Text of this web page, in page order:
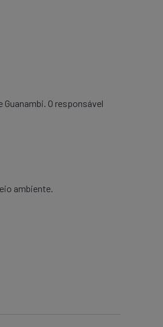
Guanambi. O responsável
ambiente.